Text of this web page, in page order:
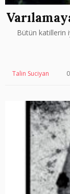
Bütün katillerin
Talin Suciyan